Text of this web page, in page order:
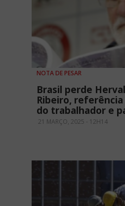
NOTA DE PESAR
Brasil perde
Ribeiro,
do trabalhador e
21 MARÇO, 2025 - 12H14